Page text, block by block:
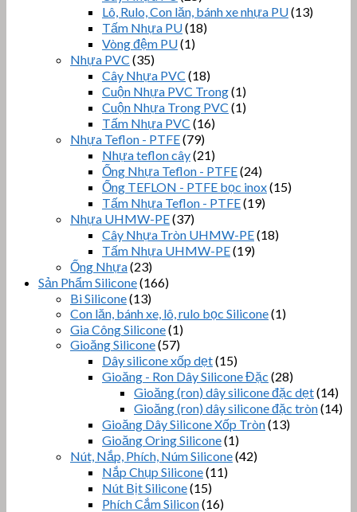
Lô, Rulo, Con lăn, bánh xe nhựa PU(13)
Tấm Nhựa PU(18)
Vòng đệm PU(1)
Nhựa PVC (35)
Cây Nhựa PVC (18)
Cuộn Nhựa PVC Trong(1)
Cuộn Nhựa Trong PVC (1)
Tấm Nhựa PVC (16)
Nhựa Teflon - PTFE(79)
Nhựa teflon cây(21)
Ống Nhựa Teflon - PTFE(24)
Ống TEFLON - PTFE bọc inox(15)
Tấm Nhựa Teflon - PTFE(19)
Nhựa UHMW-PE(37)
Cây Nhựa Tròn UHMW-PE(18)
Tấm Nhựa UHMW-PE(19)
Ống Nhựa(23)
Sản Phẩm Silicone(166)
Bi Silicone(13)
Con lăn, bánh xe, lô, rulo bọc Silicone(1)
Gia Công Silicone(1)
Gioăng Silicone(57)
Dây silicone xốp dẹt(15)
Gioăng - Ron Dây Silicone Đặc (28)
Gioăng (ron) dây silicone đặc dẹt(14)
Gioăng (ron) dây silicone đặc tròn(14)
Gioăng Dây Silicone Xốp Tròn(13)
Gioăng Oring Silicone(1)
Nút, Nắp, Phích, Núm Silicone(42)
Nắp Chụp Silicone(11)
Nút Bịt Silicone(15)
Phích Cắm Silicon(16)